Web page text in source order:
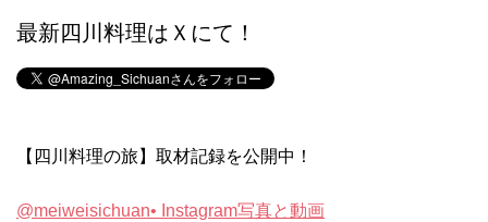
最新四川料理はＸにて！
【四川料理の旅】取材記録を公開中！
@meiweisichuan• Instagram写真と動画